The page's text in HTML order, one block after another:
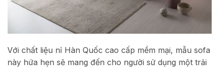
Với chất liệu nỉ Hàn Quốc cao cấp mềm mại, mẫu sofa
này hứa hẹn sẽ mang đến cho người sử dụng một trải